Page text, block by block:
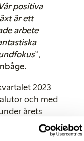
positiva
är ett
arbete
”,
2023
och med
årets
procent i